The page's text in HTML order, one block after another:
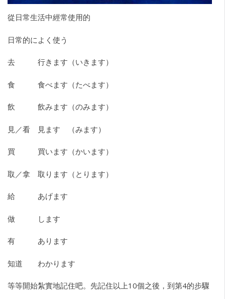
從日常生活中經常使用的
日常的によく使う
去 行きます（いきます）
食 食べます（たべます）
飲 飲みます（のみます）
見／看 見ます （みます）
買 買います（かいます）
取／拿 取ります（とります）
給 あげます
做 します
有 あります
知道 わかります
等等開始紮實地記住吧。先記住以上10個之後，到第4的步驟